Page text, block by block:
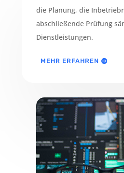
die Planung, die
abschließende Prüfung
Dienstleistungen.
MEHR ERFAHREN